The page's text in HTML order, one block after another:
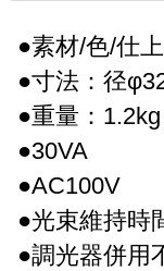
●素材/色/仕
●寸法：径
●重量：1.2kg
●30VA
●AC100V
●光束維持時
●調光器併用